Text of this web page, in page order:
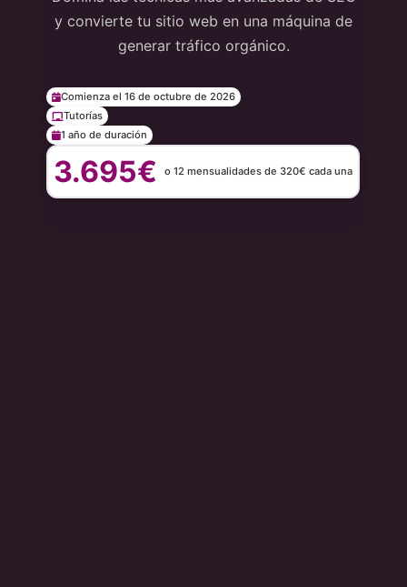
y convierte tu sitio web en una máquina de
generar tráfico orgánico.
Comienza el 16 de octubre de 2026
Tutorías
1 año de duración
3.695€ o 12 mensualidades de 320€ cada una